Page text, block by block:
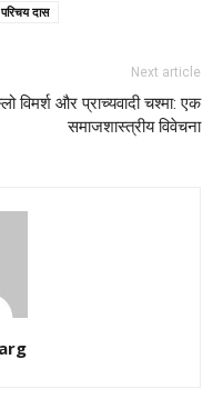
परिचय दास
Next article
विमर्श और प्राच्यवादी चश्मा: एक
समाजशास्त्रीय विवेचना